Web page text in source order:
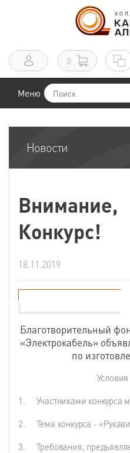
0
Меню
Новости
Внимание,
Конкурс!
18.11.2019
Благотворительный
«Электрокабель»
по
Условия
1. Участниками конкурса
2. Тема конкурса -
3. Требования,